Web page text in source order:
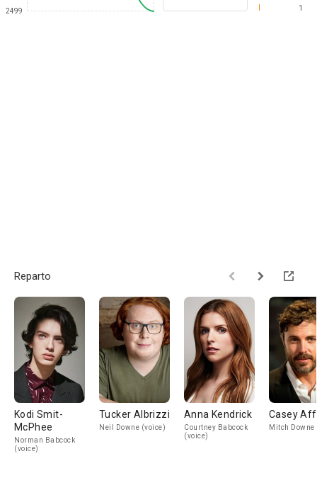
2499
1
Reparto
Kodi Smit-
McPhee
Norman Babcock
(voice)
Tucker Albrizzi
Neil Downe (voice)
Anna Kendrick
Courtney Babcock
(voice)
Casey
Mitch Downe